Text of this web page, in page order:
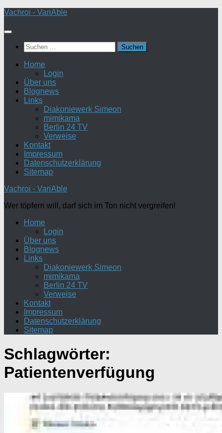
Zum
springen
Vachroi - VariAble
Suchen
nach:
Home
Login
Über uns
Blognews
Links
Diakoniewerk Simeon
mimikama
Berlin 24 TV
Verweise
Kontakt
Impressum
Datenschutzerklärung
Sitemap
Vachroi - VariAble
Wer töpfern will, darf sich im Ton nicht vergreifen!
Home
Login
Über uns
Blognews
Links
Diakoniewerk Simeon
mimikama
Berlin 24 TV
Verweise
Kontakt
Impressum
Datenschutzerklärung
Sitemap
Schlagwörter:
Patientenverfügung